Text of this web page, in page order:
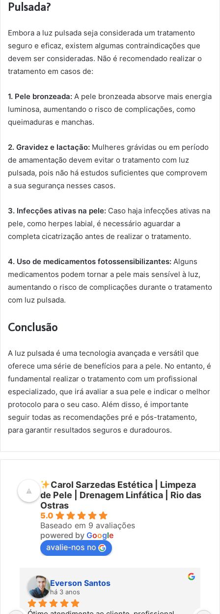
Pulsada?
Embora a luz pulsada seja considerada um tratamento
seguro e eficaz, existem algumas contraindicações que
devem ser consideradas. Não é recomendado realizar o
tratamento em casos de:
1. Pele bronzeada: A pele bronzeada absorve mais energia
luminosa, aumentando o risco de complicações, como
queimaduras e manchas.
2. Gravidez e lactação: Mulheres grávidas ou em período
de amamentação devem evitar o tratamento com luz
pulsada, pois não há estudos suficientes que comprovem
a sua segurança nesses casos.
3. Infecções ativas na pele: Caso haja infecções ativas na
pele, como herpes labial, é necessário aguardar a
completa cicatrização antes de realizar o tratamento.
4. Uso de medicamentos fotossensibilizantes: Alguns
medicamentos podem tornar a pele mais sensível à luz,
aumentando o risco de complicações durante o tratamento
com luz pulsada.
Conclusão
A luz pulsada é uma tecnologia avançada e versátil que
oferece uma série de benefícios para a pele. No entanto, é
fundamental realizar o tratamento com um profissional
especializado, que irá avaliar a sua pele e indicar o melhor
protocolo para o seu caso. Além disso, é importante
seguir todas as recomendações pré e pós-tratamento,
para garantir resultados seguros e duradouros.
Carol Sarzedas Estética | Limpeza
de Pele | Drenagem Linfática | Rio das
Ostras
5.0
Baseado em 9 avaliações
powered by Google
avalie-nos no
Everson Santos
há 3 anos